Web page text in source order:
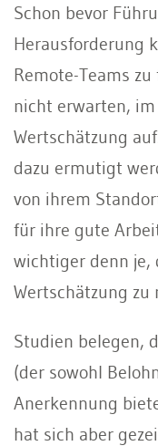
Schon bevor
Herausforderung
Remote-Teams
nicht erwarten,
Wertschätzung
dazu ermutigt
von ihrem
für ihre gute
wichtiger denn je,
Wertschätzung zu
Studien belegen,
(der sowohl
Anerkennung
hat sich aber